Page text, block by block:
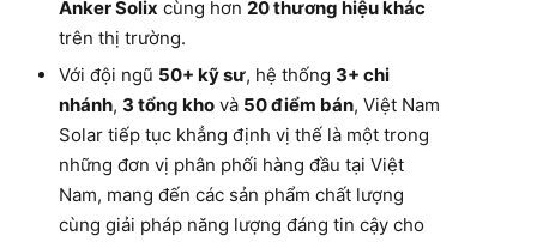
Anker Solix cùng hơn 20 thương hiệu khác
trên thị trường.
Với đội ngũ 50+ kỹ sư, hệ thống 3+ chi
nhánh, 3 tổng kho và 50 điểm bán, Việt Nam
Solar tiếp tục khẳng định vị thế là một trong
những đơn vị phân phối hàng đầu tại Việt
Nam, mang đến các sản phẩm chất lượng
cùng giải pháp năng lượng đáng tin cậy cho